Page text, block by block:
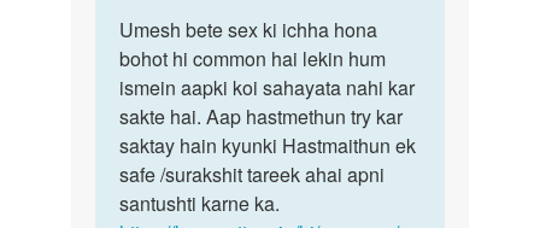
to
Sex
karna
chahta
hu
by
Umesh
Umesh
bete
sex
ki
ichha
hona…
Umesh bete sex ki ichha hona
bohot hi common hai lekin hum
ismein aapki koi sahayata nahi kar
sakte hai. Aap hastmethun try kar
saktay hain kyunki Hastmaithun ek
safe /surakshit tareek ahai apni
santushti karne ka.